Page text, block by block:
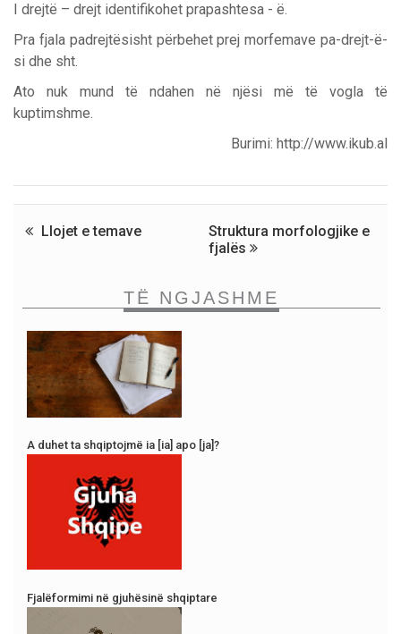
I drejtë – drejt identifikohet prapashtesa - ë.
Pra fjala padrejtësisht përbehet prej morfemave pa-drejt-ë-
si dhe sht.
Ato nuk mund të ndahen në njësi më të vogla të
kuptimshme.
Burimi: http://www.ikub.al
Llojet e temave
Struktura morfologjike e
fjalës
TË NGJASHME
A duhet ta shqiptojmë ia [ia] apo [ja]?
Fjalëformimi në gjuhësinë shqiptare